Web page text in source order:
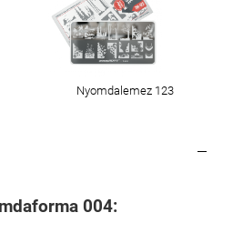
Nyomdalemez 123
004: